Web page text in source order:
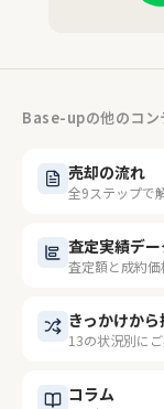
Base-upの他のコン
売却の流れ
全9ステップで
査定実績デー
査定額と成約価
きっかけから
13の状況別に
コラム